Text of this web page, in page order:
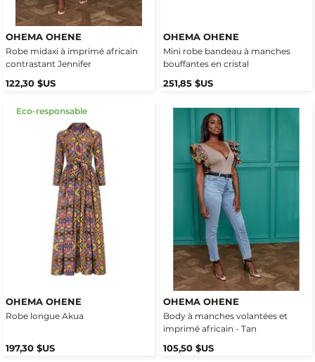
OHEMA OHENE
Robe midaxi à imprimé africain
contrastant Jennifer
122,30 $US
OHEMA OHENE
Mini robe bandeau à manches
bouffantes en cristal
251,85 $US
Eco-responsable
OHEMA OHENE
Robe longue Akua
197,30 $US
OHEMA OHENE
Body à manches volantées et
imprimé africain - Tan
105,50 $US